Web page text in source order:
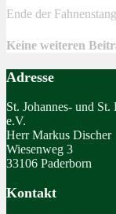
Ende der
Keine weiteren
Adresse
St. Johannes- und
e.V.
Herr Markus Discher
Wiesenweg 3
33106 Paderborn
Kontakt